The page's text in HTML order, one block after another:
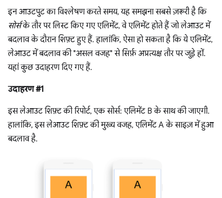
इन आउटपुट का विश्लेषण करते समय, यह समझना सबसे ज़रूरी है कि
सोर्सके तौर पर लिस्ट किए गए एलिमेंट, वे एलिमेंट होते हैं जो लेआउट में
बदलाव के दौरान शिफ़्ट हुए हैं. हालांकि, ऐसा हो सकता है कि ये एलिमेंट,
लेआउट में बदलाव की "असल वजह" से सिर्फ़ अप्रत्यक्ष तौर पर जुड़े हों.
यहां कुछ उदाहरण दिए गए हैं.
उदाहरण #1
इस लेआउट शिफ़्ट की रिपोर्ट, एक सोर्स: एलिमेंट B के साथ की जाएगी.
हालांकि, इस लेआउट शिफ़्ट की मुख्य वजह, एलिमेंट A के साइज़ में हुआ
बदलाव है.